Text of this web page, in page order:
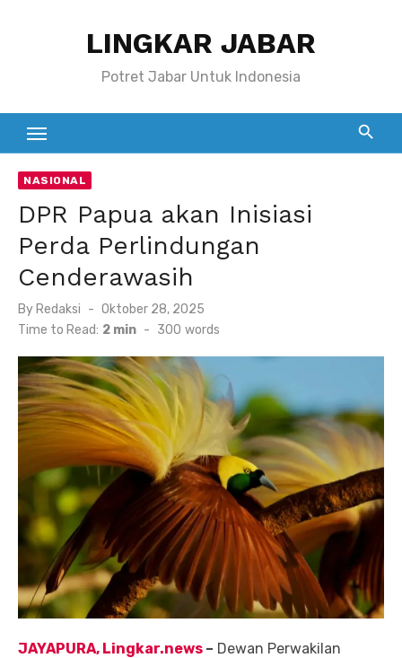
LINGKAR JABAR
Potret Jabar Untuk Indonesia
NASIONAL
DPR Papua akan Inisiasi
Perda Perlindungan
Cenderawasih
By Redaksi
Posted
on
Oktober 28, 2025
Time to Read: 2 min - 300 words
JAYAPURA, Lingkar.news – Dewan Perwakilan